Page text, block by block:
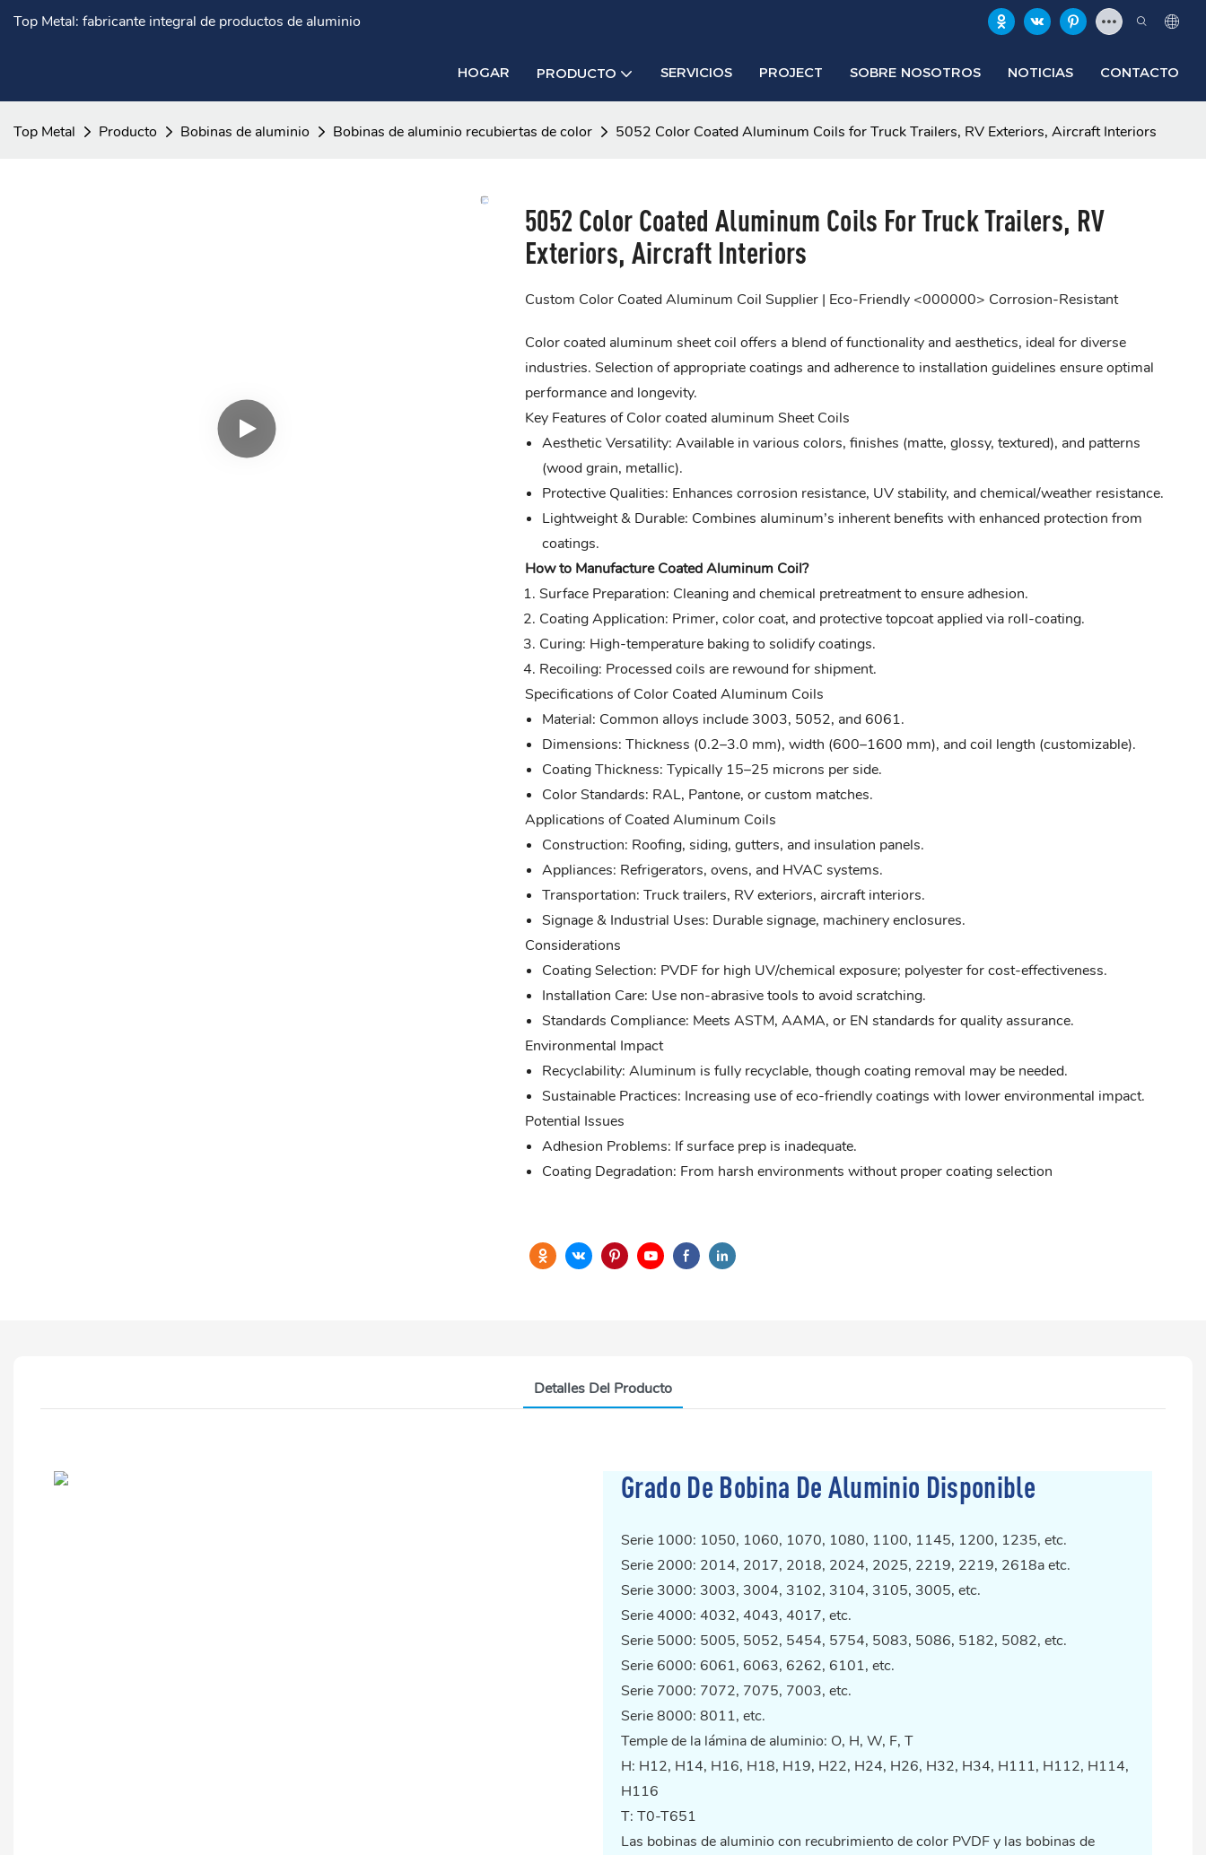
Top Metal: fabricante integral de productos de aluminio
HOGAR PRODUCTO SERVICIOS PROJECT SOBRE NOSOTROS NOTICIAS CONTACTO
Top Metal Producto Bobinas de aluminio Bobinas de aluminio recubiertas de color 5052 Color Coated Aluminum Coils for Truck Trailers, RV Exteriors, Aircraft Interiors
5052 Color Coated Aluminum Coils For Truck Trailers, RV
Exteriors, Aircraft Interiors
Custom Color Coated Aluminum Coil Supplier | Eco-Friendly <000000> Corrosion-Resistant
Color coated aluminum sheet coil offers a blend of functionality and aesthetics, ideal for diverse
industries. Selection of appropriate coatings and adherence to installation guidelines ensure optimal
performance and longevity.
Key Features of Color coated aluminum Sheet Coils
Aesthetic Versatility: Available in various colors, finishes (matte, glossy, textured), and patterns
(wood grain, metallic).
Protective Qualities: Enhances corrosion resistance, UV stability, and chemical/weather resistance.
Lightweight & Durable: Combines aluminum’s inherent benefits with enhanced protection from
coatings.
How to Manufacture Coated Aluminum Coil?
Surface Preparation: Cleaning and chemical pretreatment to ensure adhesion.
Coating Application: Primer, color coat, and protective topcoat applied via roll-coating.
Curing: High-temperature baking to solidify coatings.
Recoiling: Processed coils are rewound for shipment.
Specifications of Color Coated Aluminum Coils
Material: Common alloys include 3003, 5052, and 6061.
Dimensions: Thickness (0.2–3.0 mm), width (600–1600 mm), and coil length (customizable).
Coating Thickness: Typically 15–25 microns per side.
Color Standards: RAL, Pantone, or custom matches.
Applications of Coated Aluminum Coils
Construction: Roofing, siding, gutters, and insulation panels.
Appliances: Refrigerators, ovens, and HVAC systems.
Transportation: Truck trailers, RV exteriors, aircraft interiors.
Signage & Industrial Uses: Durable signage, machinery enclosures.
Considerations
Coating Selection: PVDF for high UV/chemical exposure; polyester for cost-effectiveness.
Installation Care: Use non-abrasive tools to avoid scratching.
Standards Compliance: Meets ASTM, AAMA, or EN standards for quality assurance.
Environmental Impact
Recyclability: Aluminum is fully recyclable, though coating removal may be needed.
Sustainable Practices: Increasing use of eco-friendly coatings with lower environmental impact.
Potential Issues
Adhesion Problems: If surface prep is inadequate.
Coating Degradation: From harsh environments without proper coating selection
Detalles Del Producto
Grado De Bobina De Aluminio Disponible
Serie 1000: 1050, 1060, 1070, 1080, 1100, 1145, 1200, 1235, etc.
Serie 2000: 2014, 2017, 2018, 2024, 2025, 2219, 2219, 2618a etc.
Serie 3000: 3003, 3004, 3102, 3104, 3105, 3005, etc.
Serie 4000: 4032, 4043, 4017, etc.
Serie 5000: 5005, 5052, 5454, 5754, 5083, 5086, 5182, 5082, etc.
Serie 6000: 6061, 6063, 6262, 6101, etc.
Serie 7000: 7072, 7075, 7003, etc.
Serie 8000: 8011, etc.
Temple de la lámina de aluminio: O, H, W, F, T
H: H12, H14, H16, H18, H19, H22, H24, H26, H32, H34, H111, H112, H114,
H116
T: T0-T651
Las bobinas de aluminio con recubrimiento de color PVDF y las bobinas de